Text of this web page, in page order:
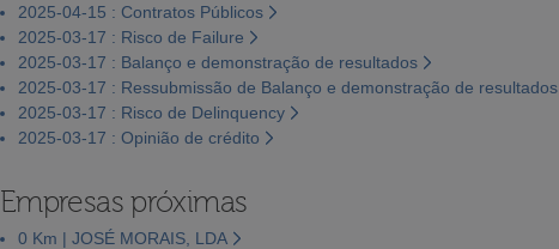
2025-04-15 : Contratos Públicos
2025-03-17 : Risco de Failure
2025-03-17 : Balanço e demonstração de resultados
2025-03-17 : Ressubmissão de Balanço e demonstração de resultados
2025-03-17 : Risco de Delinquency
2025-03-17 : Opinião de crédito
Empresas próximas
0 Km | JOSÉ MORAIS, LDA